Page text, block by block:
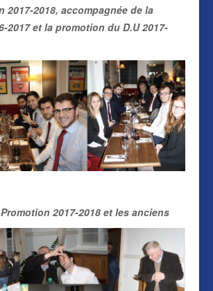
2017-2018, accompagnée de la
2017 et la promotion du D.U 2017-
2017-2018 et les anciens